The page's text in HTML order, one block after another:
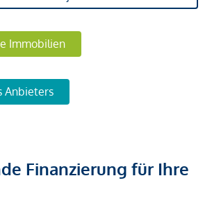
Immobilien
Anbieters
Finanzierung für Ihre